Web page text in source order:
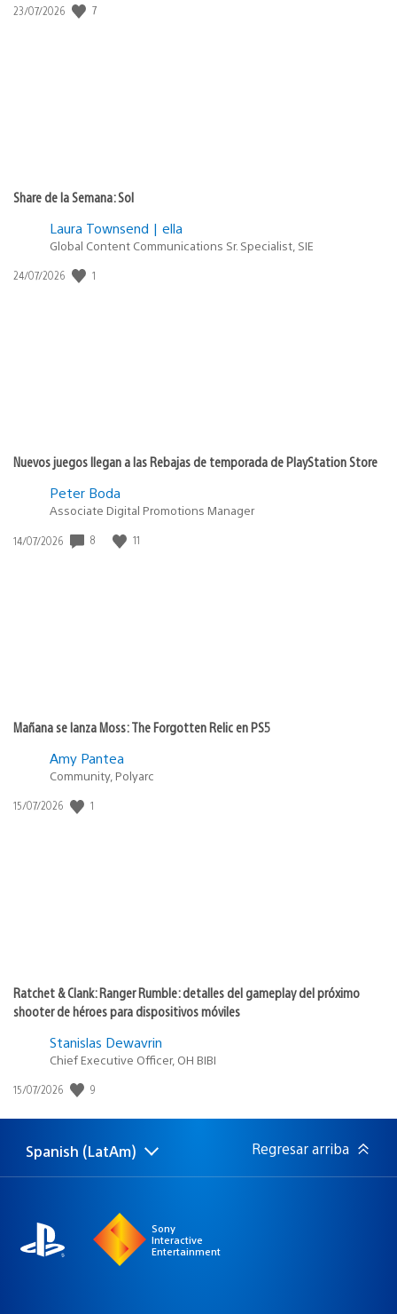
Fecha
23/07/2026 7
Share de la Semana: Sol
Laura Townsend | ella
Global Content Communications Sr. Specialist, SIE
Fecha
24/07/2026 1
Nuevos juegos llegan a las Rebajas de temporada de PlayStation Store
Peter Boda
Associate Digital Promotions Manager
Fecha
14/07/2026 8 11
Mañana se lanza Moss: The Forgotten Relic en PS5
Amy Pantea
Community, Polyarc
Fecha
15/07/2026 1
Ratchet & Clank: Ranger Rumble: detalles del gameplay del próximo
shooter de héroes para dispositivos móviles
Stanislas Dewavrin
Chief Executive Officer, OH BIBI
Fecha
publicación:
15/07/2026 9
Elige
Región
Spanish (LatAm) Regresar arriba
Sony
Interactive
Entertainment